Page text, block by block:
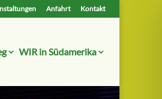
Anfahrt Kontakt
WIR in Südamerika